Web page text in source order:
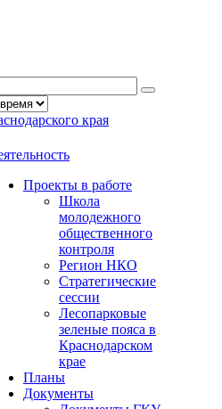
Проекты в работе
Школа
молодежного
общественного
контроля
Регион НКО
Стратегические
сессии
Лесопарковые
зеленые пояса в
Краснодарском
крае
Планы
Документы